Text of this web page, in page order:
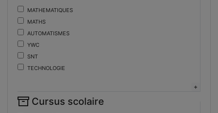
Braille
Bureautique
Céramique industrielle
Chinois
Cinéma et photographie
Coiffure
Construction et réparation en carrosserie
mathematiques
maths
automatismes
ywc
snt
technologie
fonctions-lp
Cursus scolaire